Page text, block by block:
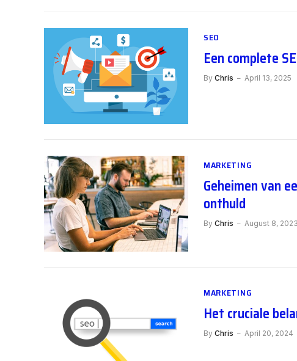
SEO
Een complete
By Chris April 13, 2025
MARKETING
Geheimen van
onthuld
By Chris August 8, 2023
MARKETING
Het cruciale
By Chris April 20, 2024